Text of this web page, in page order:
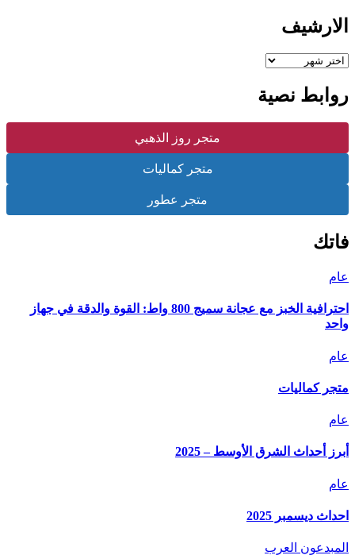
الارشيف
الارشيف
روابط نصية
متجر روز الذهبي
متجر كماليات
متجر عطور
فاتك
عام
احترافية الخبز مع عجانة سميج 800 واط: القوة والدقة في جهاز
واحد
عام
متجر كماليات
عام
أبرز أحداث الشرق الأوسط – 2025
عام
احداث ديسمبر 2025
المبدعون العرب